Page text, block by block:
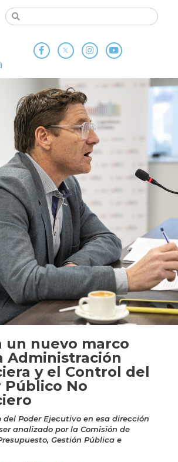
un nuevo marco
Administración
y el Control del
Público No
del Poder Ejecutivo en esa dirección
analizado por la Comisión de
Gestión Pública e